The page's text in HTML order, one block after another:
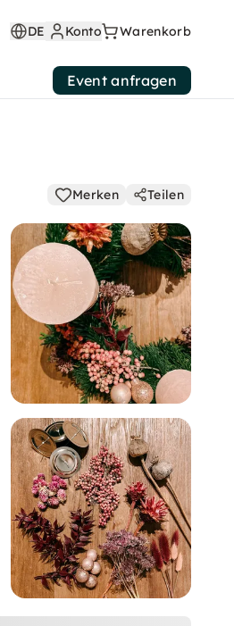
DE Konto Warenkorb
Event anfragen
Merken Teilen